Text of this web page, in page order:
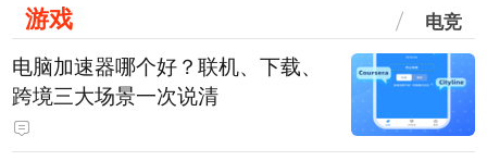
游戏 电竞
电脑加速器哪个好？联机、下载、
跨境三大场景一次说清